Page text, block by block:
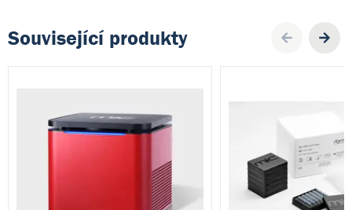
Související produkty